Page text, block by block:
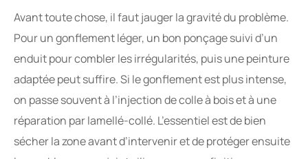
Avant toute chose, il faut jauger la gravité du problème.
Pour un gonflement léger, un bon ponçage suivi d’un
enduit pour combler les irrégularités, puis une peinture
adaptée peut suffire. Si le gonflement est plus intense,
on passe souvent à l’injection de colle à bois et à une
réparation par lamellé-collé. L’essentiel est de bien
sécher la zone avant d’intervenir et de protéger ensuite